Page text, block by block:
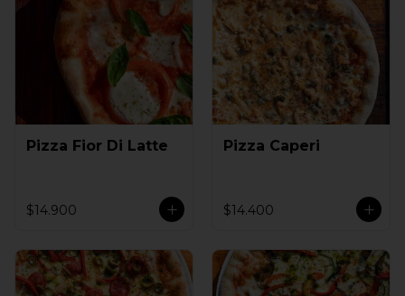
Pizza Fior Di Latte
$14.900
Pizza Caperi
$14.400